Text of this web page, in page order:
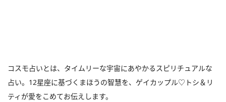
コスモ占いとは、タイムリーな宇宙にあやかるスピリチュアルな
占い。12星座に基づくまほうの智慧を、ゲイカップル♡トシ＆リ
ティが愛をこめてお伝えします。